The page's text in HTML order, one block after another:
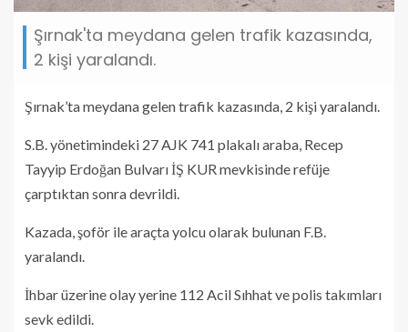
Şırnak'ta meydana gelen trafik kazasında,
2 kişi yaralandı.
Şırnak’ta meydana gelen trafik kazasında, 2 kişi yaralandı.
S.B. yönetimindeki 27 AJK 741 plakalı araba, Recep
Tayyip Erdoğan Bulvarı İŞ KUR mevkisinde refüje
çarptıktan sonra devrildi.
Kazada, şoför ile araçta yolcu olarak bulunan F.B.
yaralandı.
İhbar üzerine olay yerine 112 Acil Sıhhat ve polis takımları
sevk edildi.